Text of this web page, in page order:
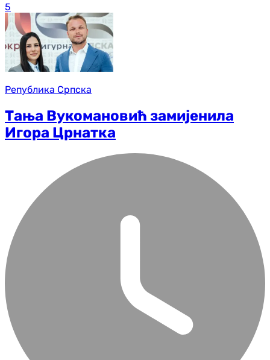
5
Република Српска
Тања Вукомановић замијенила
Игора Црнатка